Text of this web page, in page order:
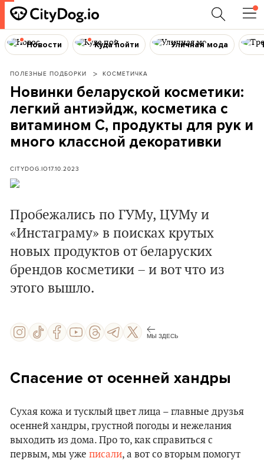
Новости Куда пойти Уличная мода
ПОЛЕЗНЫЕ ПОДБОРКИ КОСМЕТИЧКА
Новинки беларуской косметики:
легкий антиэйдж, косметика с
витамином С, продукты для рук и
много классной декоративки
CITYDOG.IO17.10.2023
Пробежались по ГУМу, ЦУМу и
«Инстаграму» в поисках крутых
новых продуктов от беларуских
брендов косметики – и вот что из
этого вышло.
МЫ ЗДЕСЬ
Спасение от осенней хандры
Сухая кожа и тусклый цвет лица – главные друзья
осенней хандры, грустной погоды и нежелания
выходить из дома. Про то, как справиться с
первым, мы уже писали, а вот со вторым помогут